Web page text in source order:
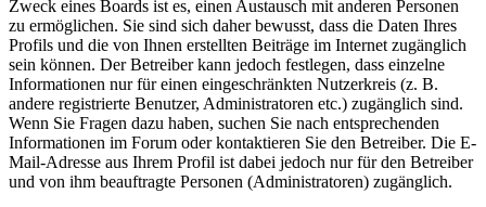
Zweck eines Boards ist es, einen Austausch mit anderen Personen
zu ermöglichen. Sie sind sich daher bewusst, dass die Daten Ihres
Profils und die von Ihnen erstellten Beiträge im Internet zugänglich
sein können. Der Betreiber kann jedoch festlegen, dass einzelne
Informationen nur für einen eingeschränkten Nutzerkreis (z. B.
andere registrierte Benutzer, Administratoren etc.) zugänglich sind.
Wenn Sie Fragen dazu haben, suchen Sie nach entsprechenden
Informationen im Forum oder kontaktieren Sie den Betreiber. Die E-
Mail-Adresse aus Ihrem Profil ist dabei jedoch nur für den Betreiber
und von ihm beauftragte Personen (Administratoren) zugänglich.